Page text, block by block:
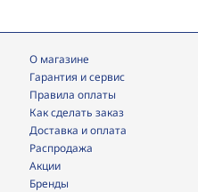
О магазине
Гарантия и сервис
Правила оплаты
Как сделать заказ
Доставка и оплата
Распродажа
Акции
Бренды